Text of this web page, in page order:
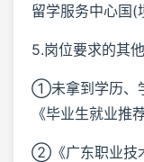
留学服务中心国(
5.岗位要求的其
①未拿到学历、
《毕业生就业推
②《广东职业技